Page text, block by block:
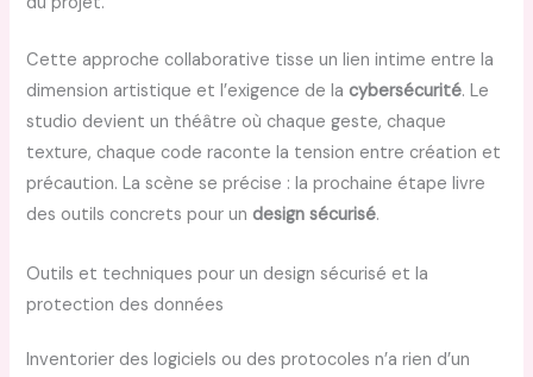
Cette approche collaborative tisse un lien intime entre la
dimension artistique et l’exigence de lacybersécurité. Le
studio devient un théâtre où chaque geste, chaque
texture, chaque code raconte la tension entre création et
précaution. La scène se précise : la prochaine étape livre
des outils concrets pour undesign sécurisé.
Outils et techniques pour un design sécurisé et la
protection des données
Inventorier des logiciels ou des protocoles n’a rien d’un